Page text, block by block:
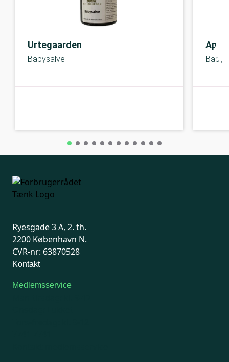
Urtegaarden
Babysalve Baby
Ryesgade 3 A, 2. th.
2200 København N.
CVR-nr: 63870528
Kontakt
Medlemsservice